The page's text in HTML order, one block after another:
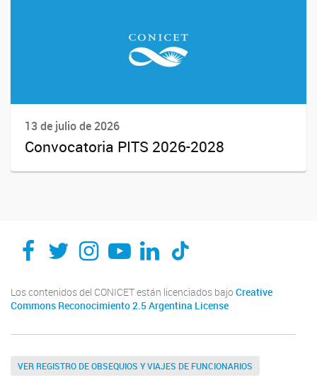
13 de julio de 2026
Convocatoria PITS 2026-2028
Los contenidos del CONICET están licenciados bajo Creative
Commons Reconocimiento 2.5 Argentina License
VER REGISTRO DE OBSEQUIOS Y VIAJES DE FUNCIONARIOS